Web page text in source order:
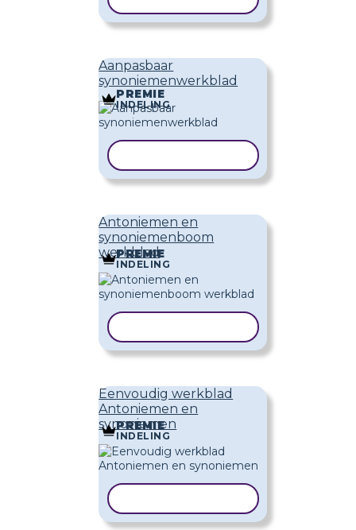
Aanpasbaar
synoniemenwerkblad
PREMIE
INDELING
Antoniemen en
synoniemenboom
werkblad
PREMIE
INDELING
Eenvoudig werkblad
Antoniemen en
synoniemen
PREMIE
INDELING